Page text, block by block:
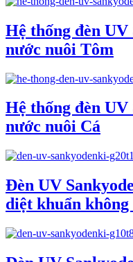
Hệ thống đèn
nước nuôi Tôm
Hệ thống đèn
nước nuôi Cá
Đèn UV
diệt khuẩn